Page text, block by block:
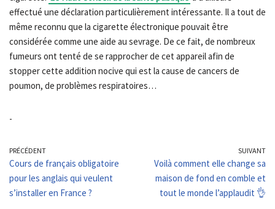
effectué une déclaration particulièrement intéressante. Il a tout de
même reconnu que la cigarette électronique pouvait être
considérée comme une aide au sevrage. De ce fait, de nombreux
fumeurs ont tenté de se rapprocher de cet appareil afin de
stopper cette addition nocive qui est la cause de cancers de
poumon, de problèmes respiratoires…
-
PRÉCÉDENT
Cours de français obligatoire
pour les anglais qui veulent
s’installer en France ?
SUIVANT
Voilà comment elle change sa
maison de fond en comble et
tout le monde l’applaudit 👌